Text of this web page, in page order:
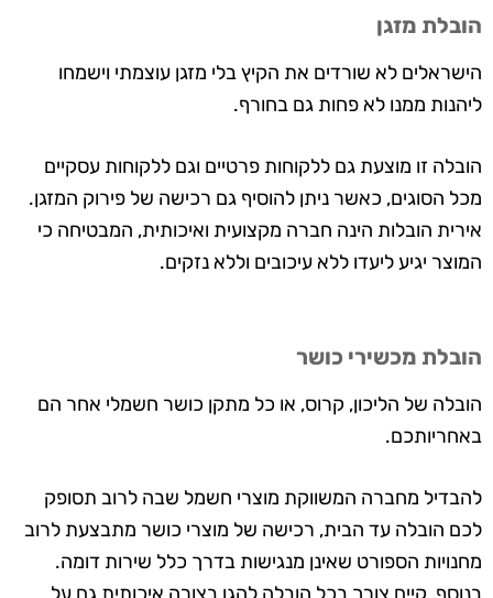
הובלת מזגן
הישראלים לא שורדים את הקיץ בלי מזגן עוצמתי וישמחו
ליהנות ממנו לא פחות גם בחורף.
הובלה זו מוצעת גם ללקוחות פרטיים וגם ללקוחות עסקיים
מכל הסוגים, כאשר ניתן להוסיף גם רכישה של פירוק המזגן.
אירית הובלות הינה חברה מקצועית ואיכותית, המבטיחה כי
המוצר יגיע ליעדו ללא עיכובים וללא נזקים.
הובלת מכשירי כושר
הובלה של הליכון, קרוס, או כל מתקן כושר חשמלי אחר הם
באחריותכם.
להבדיל מחברה המשווקת מוצרי חשמל שבה לרוב תסופק
לכם הובלה עד הבית, רכישה של מוצרי כושר מתבצעת לרוב
מחנויות הספורט שאינן מנגישות בדרך כלל שירות דומה.